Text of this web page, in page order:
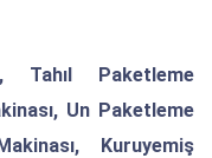
Tahıl Paketleme
Un Paketleme
Kuruyemiş